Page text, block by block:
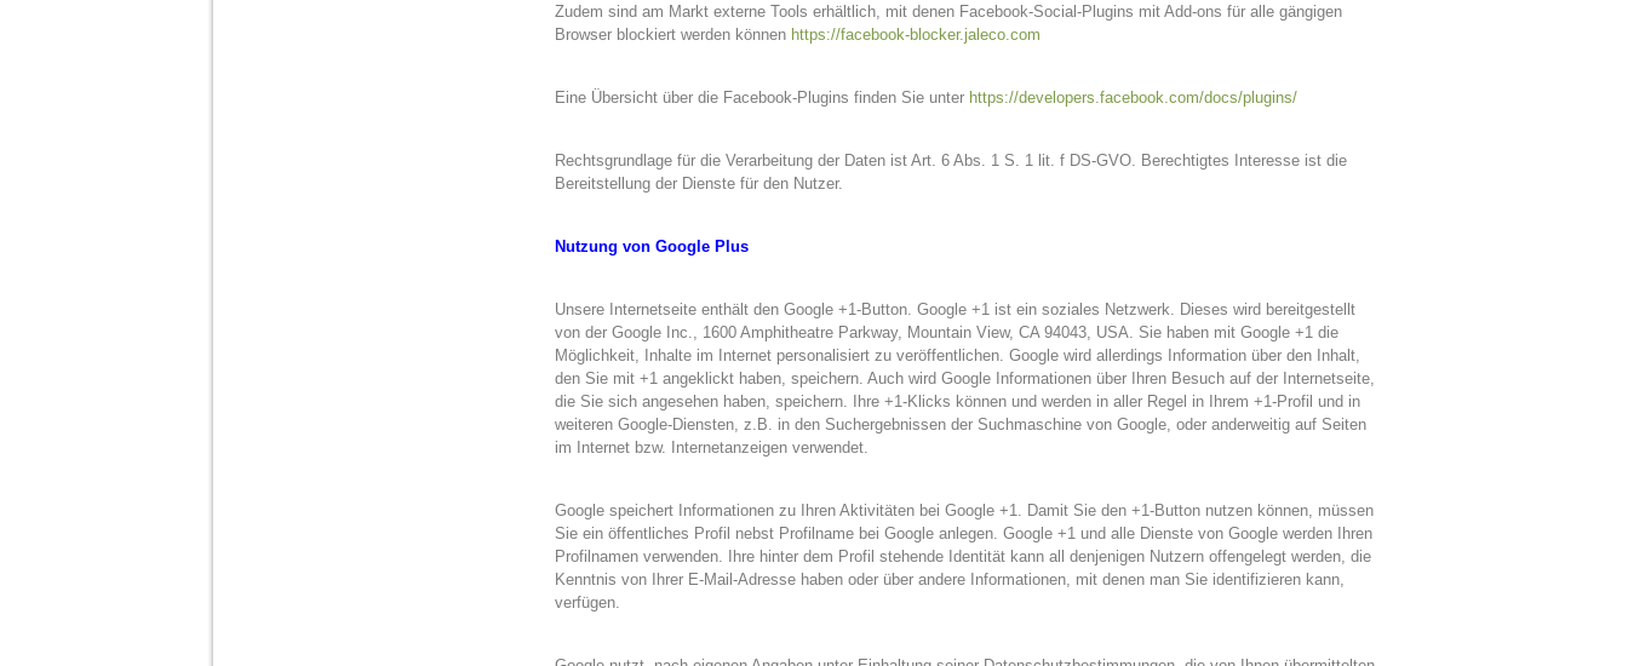
Zudem sind am Markt externe Tools erhältlich, mit denen Facebook-Social-Plugins mit Add-ons für alle gängigen
Browser blockiert werden können https://facebook-blocker.jaleco.com
Eine Übersicht über die Facebook-Plugins finden Sie unter https://developers.facebook.com/docs/plugins/
Rechtsgrundlage für die Verarbeitung der Daten ist Art. 6 Abs. 1 S. 1 lit. f DS-GVO. Berechtigtes Interesse ist die
Bereitstellung der Dienste für den Nutzer.
Nutzung von Google Plus
Unsere Internetseite enthält den Google +1-Button. Google +1 ist ein soziales Netzwerk. Dieses wird bereitgestellt
von der Google Inc., 1600 Amphitheatre Parkway, Mountain View, CA 94043, USA. Sie haben mit Google +1 die
Möglichkeit, Inhalte im Internet personalisiert zu veröffentlichen. Google wird allerdings Information über den Inhalt,
den Sie mit +1 angeklickt haben, speichern. Auch wird Google Informationen über Ihren Besuch auf der Internetseite,
die Sie sich angesehen haben, speichern. Ihre +1-Klicks können und werden in aller Regel in Ihrem +1-Profil und in
weiteren Google-Diensten, z.B. in den Suchergebnissen der Suchmaschine von Google, oder anderweitig auf Seiten
im Internet bzw. Internetanzeigen verwendet.
Google speichert Informationen zu Ihren Aktivitäten bei Google +1. Damit Sie den +1-Button nutzen können, müssen
Sie ein öffentliches Profil nebst Profilname bei Google anlegen. Google +1 und alle Dienste von Google werden Ihren
Profilnamen verwenden. Ihre hinter dem Profil stehende Identität kann all denjenigen Nutzern offengelegt werden, die
Kenntnis von Ihrer E-Mail-Adresse haben oder über andere Informationen, mit denen man Sie identifizieren kann,
verfügen.